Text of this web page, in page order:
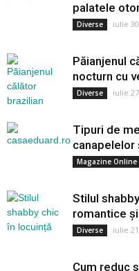
palatele
Diverse iulie
Păianjenul
nocturn cu
Diverse iulie
Tipuri de
Magazine Online
Stilul
romantice
Diverse iulie
Cum reduc